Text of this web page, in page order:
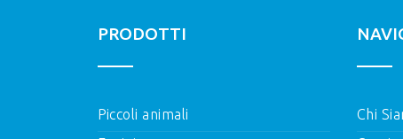
PRODOTTI
Piccoli animali
Chi